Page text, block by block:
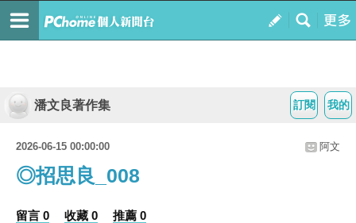
我的
訂閱
潘文良著作集
2026-06-15 00:00:00 阿文
◎招思良_008
留言 0 收藏 0 推薦 0